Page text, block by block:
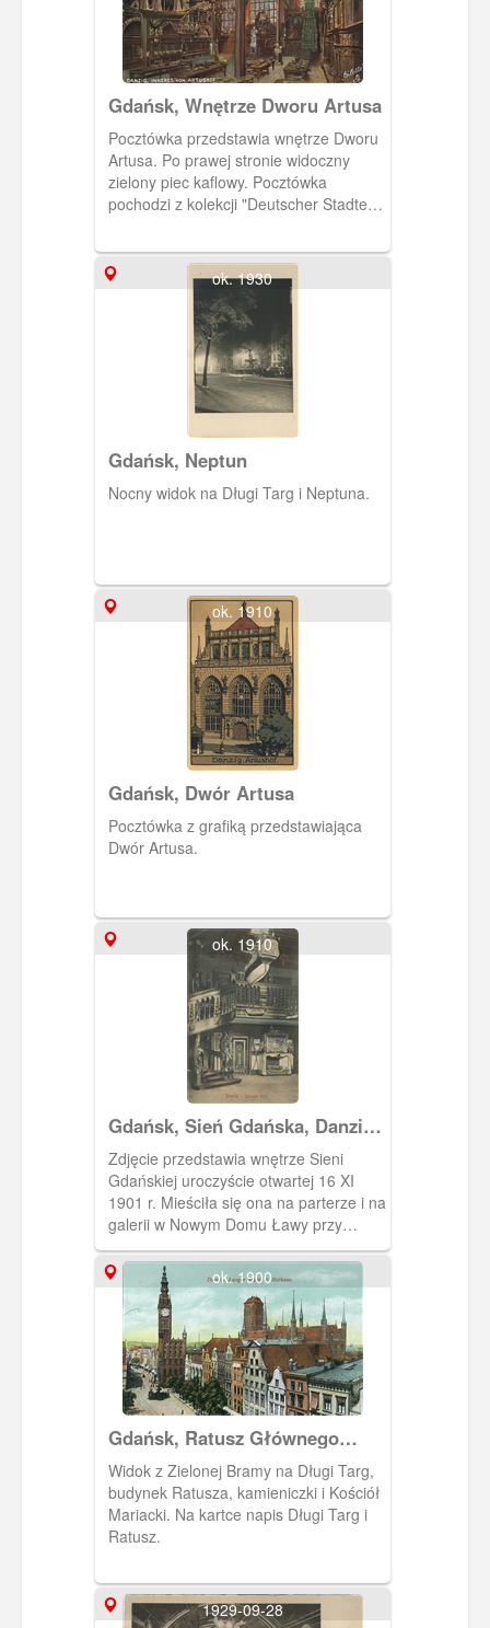
Gdańsk, Wnętrze Dworu Artusa
Pocztówka przedstawia wnętrze Dworu
Artusa. Po prawej stronie widoczny
zielony piec kaflowy. Pocztówka
pochodzi z kolekcji "Deutscher Stadte"
Berlina.
ok. 1930
Gdańsk, Neptun
Nocny widok na Długi Targ i Neptuna.
ok. 1910
Gdańsk, Dwór Artusa
Pocztówka z grafiką przedstawiająca
Dwór Artusa.
ok. 1910
Gdańsk, Sień Gdańska, Danzig
Danziger Diele
Zdjęcie przedstawia wnętrze Sieni
Gdańskiej uroczyście otwartej 16 XI
1901 r. Mieściła się ona na parterze i na
galerii w Nowym Domu Ławy przy
Długim Targu 43. Prezentowany był w
niej wystrój gdańskiej kamienicy
patrycjuszowskiej z XVII w. Eksponaty
(ok. 200) pochodziły przede wszystkim
od gdańskiego kolekcjonera Lessera
Giełdzińskiego. Plafon, który
umieszczono na suficie pochodził z
kamienicy przy ul. Długiej (dawna
własność kupca, Jacoba Kabruna).
Większość eksponatów w czasie II
wojny światowej uległa rozproszeniu.
ok. 1900
Gdańsk, Ratusz Głównego
Miasta i kościół Mariacki
Widok z Zielonej Bramy na Długi Targ,
budynek Ratusza, kamieniczki i Kościół
Mariacki. Na kartce napis Długi Targ i
Ratusz.
1929-09-28